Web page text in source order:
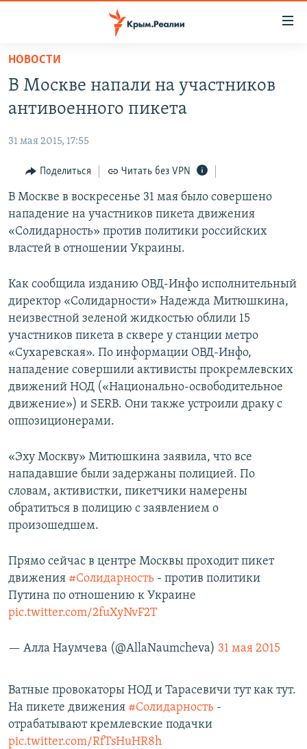
Вернуться
основному
содержанию
навигации
Вернутся
поиску
КАРТА ВОЕННЫХ ОБЪЕКТОВ КРЫМА
11 ЛЕТ ОККУПАЦИИ КРЫМА. 11 ИСТОРИЙ СОПРОТИВЛЕНИЯ
ИСТОРИЯ
ЕЩЕ
ИНТЕРАКТИВ
ИНФОГРАФИКА
ТЕЛЕПРОЕКТ КРЫМ.РЕАЛИИ
ПРОПАВШИЕ БЕЗ ВЕСТИ
ПОБЕДИТЕЛЕЙ НЕ СУДЯТ?
ELIFBE
УКРАИНСКАЯ ПРОБЛЕМА КРЫМА
РАДІО СВОБОДА
КАК ОБОЙТИ БЛОКИРОВКУ
Qırımtatar
ПРИСОЕДИНЯЙТЕСЬ!
Все сайты RFE/RL
НОВОСТИ
В Москве напали на участников
антивоенного пикета
31 мая 2015, 17:55
Поделиться Читать без VPN
В Москве в воскресенье 31 мая было совершено
нападение на участников пикета движения
«Солидарность» против политики российских
властей в отношении Украины.
Как сообщила изданию ОВД-Инфо исполнительный
директор «Солидарности» Надежда Митюшкина,
неизвестной зеленой жидкостью облили 15
участников пикета в сквере у станции метро
«Сухаревская». По информации ОВД-Инфо,
нападение совершили активисты прокремлевских
движений НОД («Национально-освободительное
движение») и SERB. Они также устроили драку с
оппозиционерами.
«Эху Москву» Митюшкина заявила, что все
нападавшие были задержаны полицией. По
словам, активистки, пикетчики намерены
обратиться в полицию с заявлением о
произошедшем.
Прямо сейчас в центре Москвы проходит пикет
движения #Солидарность - против политики
Путина по отношению к Украине
pic.twitter.com/2fuXyNvF2T
— Алла Наумчева (@AllaNaumcheva) 31 мая 2015
Ватные провокаторы НОД и Тарасевичи тут как тут.
На пикете движения #Солидарность -
отрабатывают кремлевские подачки
pic.twitter.com/RfTsHuHR8h